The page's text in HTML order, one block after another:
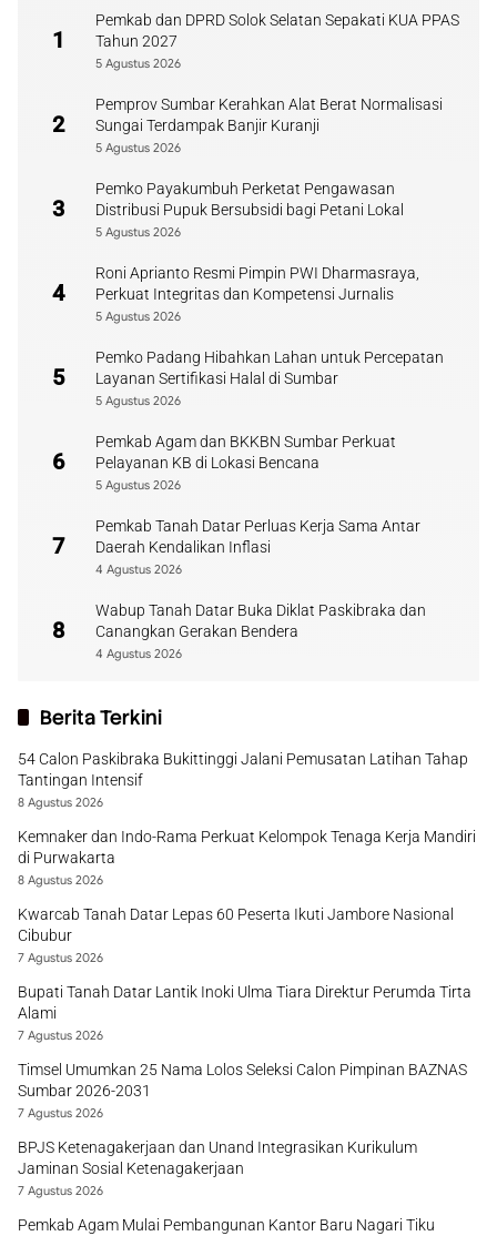
1
Pemkab dan DPRD Solok Selatan Sepakati KUA PPAS
Tahun 2027
5 Agustus 2026
2
Pemprov Sumbar Kerahkan Alat Berat Normalisasi
Sungai Terdampak Banjir Kuranji
5 Agustus 2026
3
Pemko Payakumbuh Perketat Pengawasan
Distribusi Pupuk Bersubsidi bagi Petani Lokal
5 Agustus 2026
4
Roni Aprianto Resmi Pimpin PWI Dharmasraya,
Perkuat Integritas dan Kompetensi Jurnalis
5 Agustus 2026
5
Pemko Padang Hibahkan Lahan untuk Percepatan
Layanan Sertifikasi Halal di Sumbar
5 Agustus 2026
6
Pemkab Agam dan BKKBN Sumbar Perkuat
Pelayanan KB di Lokasi Bencana
5 Agustus 2026
7
Pemkab Tanah Datar Perluas Kerja Sama Antar
Daerah Kendalikan Inflasi
4 Agustus 2026
8
Wabup Tanah Datar Buka Diklat Paskibraka dan
Canangkan Gerakan Bendera
4 Agustus 2026
Berita Terkini
54 Calon Paskibraka Bukittinggi Jalani Pemusatan Latihan Tahap
Tantingan Intensif
8 Agustus 2026
Kemnaker dan Indo-Rama Perkuat Kelompok Tenaga Kerja Mandiri
di Purwakarta
8 Agustus 2026
Kwarcab Tanah Datar Lepas 60 Peserta Ikuti Jambore Nasional
Cibubur
7 Agustus 2026
Bupati Tanah Datar Lantik Inoki Ulma Tiara Direktur Perumda Tirta
Alami
7 Agustus 2026
Timsel Umumkan 25 Nama Lolos Seleksi Calon Pimpinan BAZNAS
Sumbar 2026-2031
7 Agustus 2026
BPJS Ketenagakerjaan dan Unand Integrasikan Kurikulum
Jaminan Sosial Ketenagakerjaan
7 Agustus 2026
Pemkab Agam Mulai Pembangunan Kantor Baru Nagari Tiku